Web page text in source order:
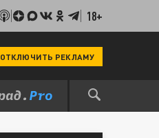
18+
ОТКЛЮЧИТЬ РЕКЛАМУ